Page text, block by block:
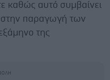
καθώς αυτό συμβαίνει
παραγωγή των
της